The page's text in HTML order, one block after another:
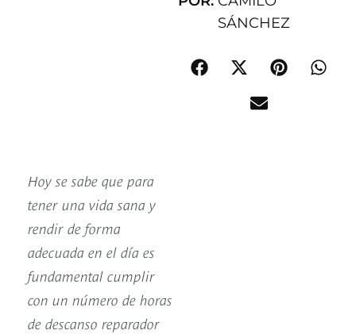
SÁNCHEZ
Hoy se sabe que para
tener una vida sana y
rendir de forma
adecuada en el día es
fundamental cumplir
con un número de horas
de descanso reparador